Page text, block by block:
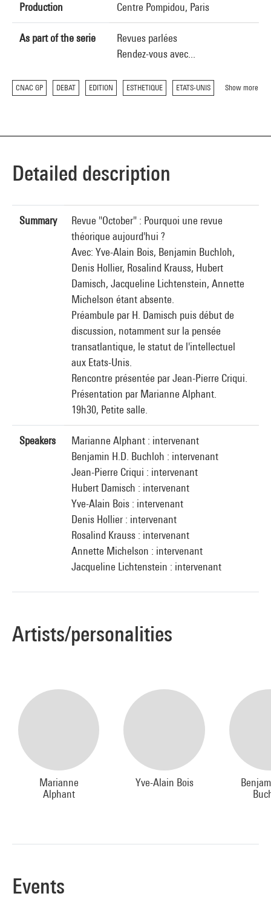
Production Centre Pompidou, Paris
As part of the serie
Revues parlées
Rendez-vous avec...
CNAC GP DEBAT EDITION ESTHETIQUE ETATS-UNIS Show more
Detailed description
Summary
Revue "October" : Pourquoi une revue
théorique aujourd'hui ?
Avec: Yve-Alain Bois, Benjamin Buchloh,
Denis Hollier, Rosalind Krauss, Hubert
Damisch, Jacqueline Lichtenstein, Annette
Michelson étant absente.
Préambule par H. Damisch puis début de
discussion, notamment sur la pensée
transatlantique, le statut de l'intellectuel
aux Etats-Unis.
Rencontre présentée par Jean-Pierre Criqui.
Présentation par Marianne Alphant.
19h30, Petite salle.
Speakers
Marianne Alphant : intervenant
Benjamin H.D. Buchloh : intervenant
Jean-Pierre Criqui : intervenant
Hubert Damisch : intervenant
Yve-Alain Bois : intervenant
Denis Hollier : intervenant
Rosalind Krauss : intervenant
Annette Michelson : intervenant
Jacqueline Lichtenstein : intervenant
Artists/personalities
Marianne
Alphant
Yve-Alain Bois
Events